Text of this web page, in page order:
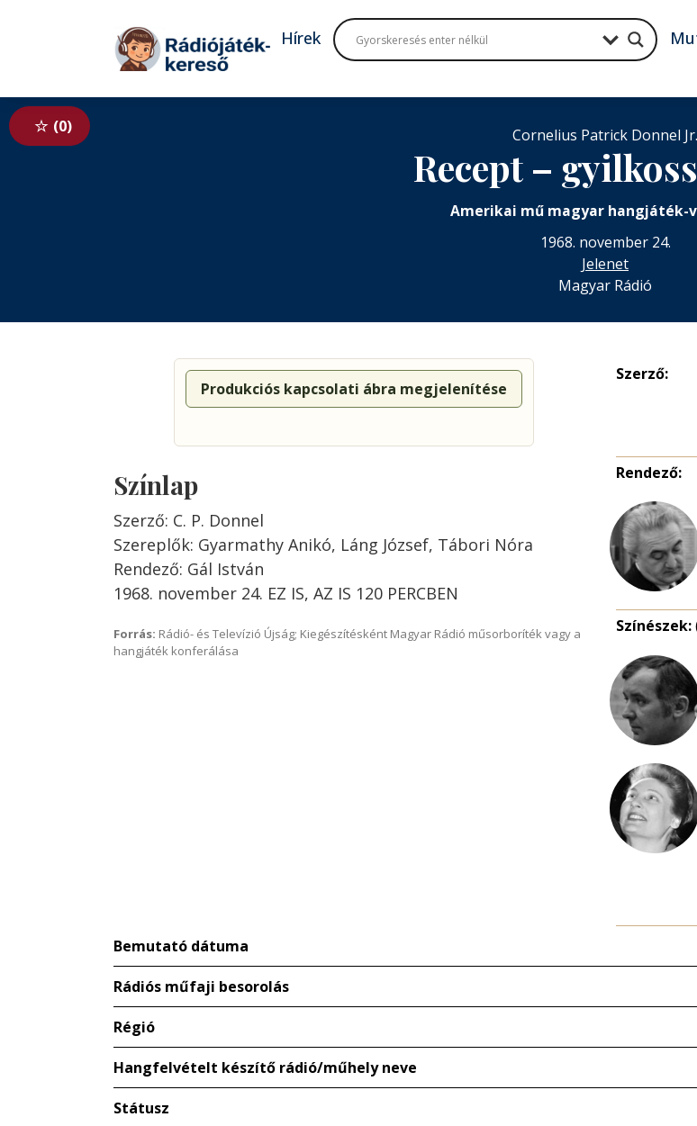
Tovább a tartalomhoz
Hírek
0 Cornelius Patrick Donnel Jr.
Recept –
Amerikai mű magyar hangjáték-
1968. november 24.
Jelenet
Magyar Rádió
Produkciós kapcsolati ábra megjelenítése
Színlap
Szerző: C. P. Donnel
Szereplők: Gyarmathy Anikó, Láng József, Tábori Nóra
Rendező: Gál István
1968. november 24. EZ IS, AZ IS 120 PERCBEN
Forrás: Rádió- és Televízió Újság; Kiegészítésként Magyar Rádió műsorboríték vagy a
hangjáték konferálása
Szerző:
Rendező:
Színészek:
Bemutató dátuma
Rádiós műfaji besorolás
Régió
Hangfelvételt készítő rádió/műhely neve
Státusz